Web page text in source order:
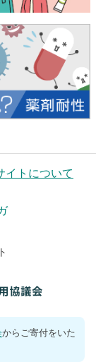
イトについて
からご寄付をいた